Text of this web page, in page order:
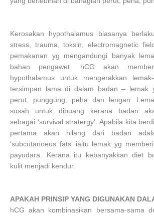
Kerosakan hypothalamus biasanya
stress, trauma, toksin, electromagnetic
pemakanan yg mengandungi banyak
bahan pengawet. hCG akan
hypothalamus untuk mengerakkan
tersimpan lama di dalam badan – lemak
perut, punggung, peha dan lengan.
susah untuk dibuang kerana badan
sebagai ‘survival stratergy’. Apabila kita
pertama akan hilang dari badan
‘subcutanoeus fats’ iaitu lemak yg
payudara. Kerana itu kebanyakkan diet
kulit menjadi kendur.
APAKAH PRINSIP YANG DIGUNAKAN
hCG akan kombinasikan bersama-sama